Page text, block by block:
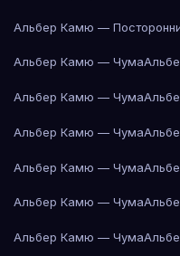
Альбер Камю —
Альбер Камю — Чума
Альбер Камю — Чума
Альбер Камю — Чума
Альбер Камю — Чума
Альбер Камю — Чума
Альбер Камю — Чума